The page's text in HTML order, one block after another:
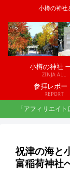
小樽の神社
小樽の神社
ZINJA ALL
参拝レポー
REPORT
「アフィリエイ
祝津の海と
富稲荷神社